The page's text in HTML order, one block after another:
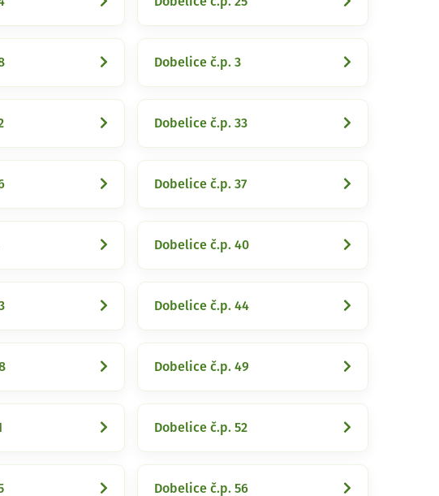
Dobelice č.p. 3
Dobelice č.p. 33
Dobelice č.p. 37
Dobelice č.p. 40
Dobelice č.p. 44
Dobelice č.p. 49
Dobelice č.p. 52
Dobelice č.p. 56